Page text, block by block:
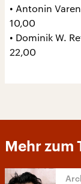
• Antonin
10,00
• Dominik W.
22,00
Mehr zum